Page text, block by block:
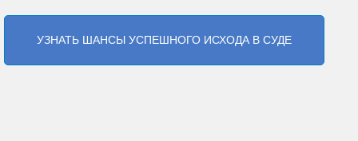
УЗНАТЬ ШАНСЫ УСПЕШНОГО ИСХОДА В СУДЕ